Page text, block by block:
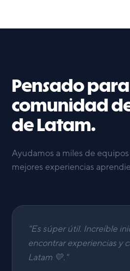
Pensado
comunidad
de Latam.
Ayudamos a miles de
mejores experiencias
"Es súper útil. Increíble
encontrar experiencias y
Latam 💛."